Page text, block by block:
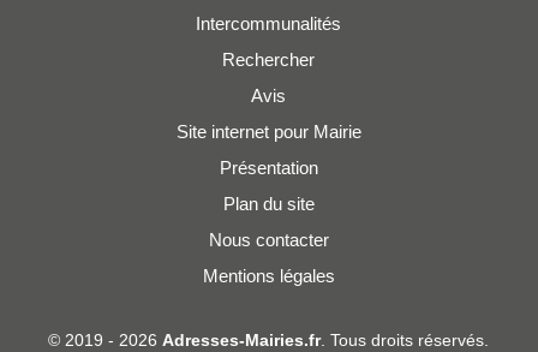
Intercommunalités
Rechercher
Avis
Site internet pour Mairie
Présentation
Plan du site
Nous contacter
Mentions légales
© 2019 - 2026Adresses-Mairies.fr. Tous droits réservés.